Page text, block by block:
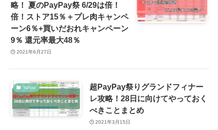
略！ 夏のPayPay祭 6/29は倍！
倍！ストア15％＋プレ肉キャンペ
ーン6％+買いだおれキャンペーン
9％ 還元率最大48％
2021年6月27日
Yahoo
超PayPay祭りグランドフィナー
レ攻略！28日に向けてやっておく
べきことまとめ
2021年3月15日